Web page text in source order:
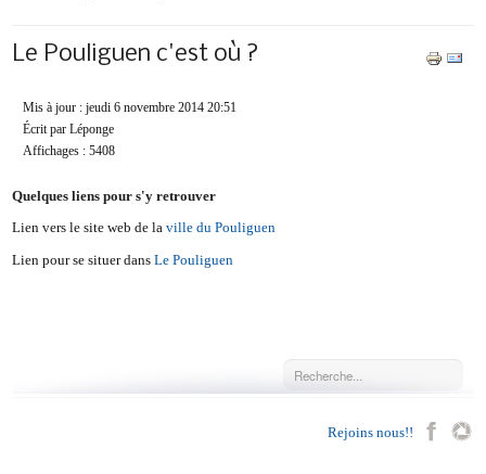
Le Pouliguen c'est où ?
Mis à jour : jeudi 6 novembre 2014 20:51
Écrit par Léponge
Affichages : 5408
Quelques liens pour s'y retrouver
Lien vers le site web de laville du Pouliguen
Lien pour se situer dansLe Pouliguen
Rejoins nous!!